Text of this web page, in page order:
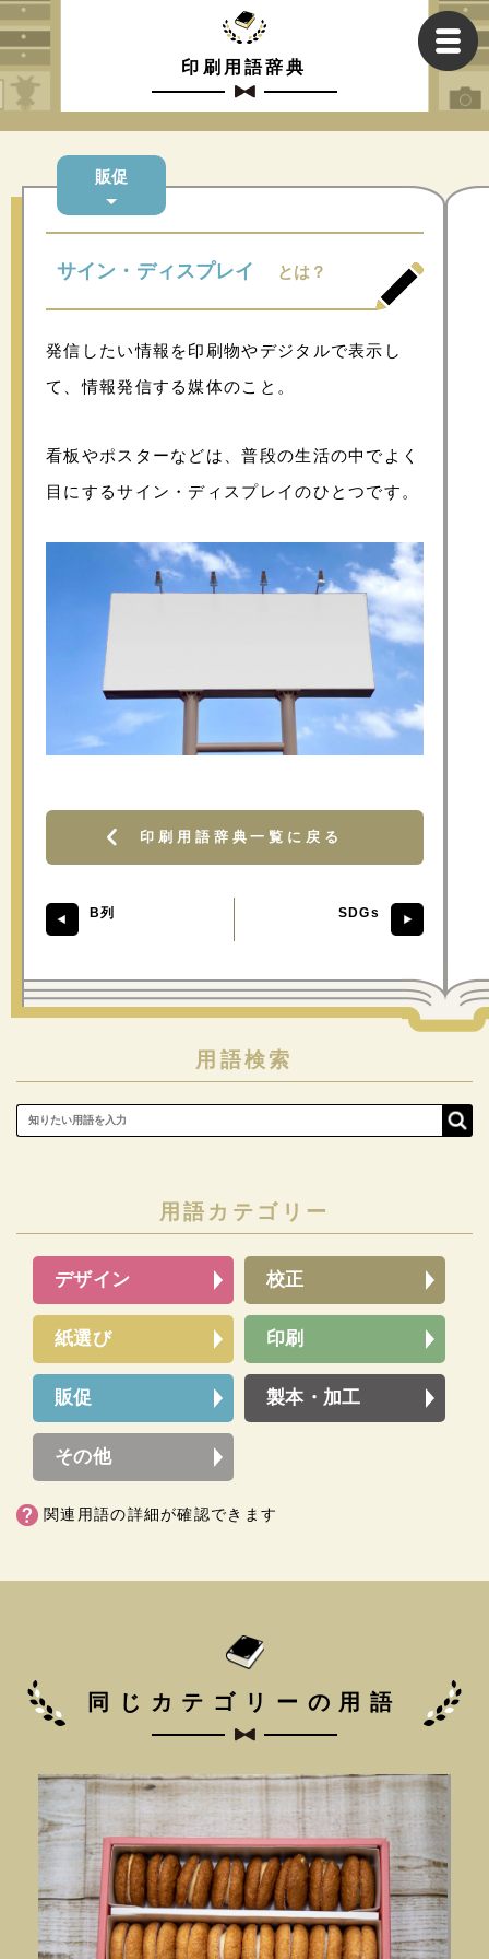
印刷用語辞典
販促
サイン・ディスプレイ とは？
発信したい情報を印刷物やデジタルで表示し
て、情報発信する媒体のこと。
看板やポスターなどは、普段の生活の中でよく
目にするサイン・ディスプレイのひとつです。
印刷用語辞典一覧に戻る
B列 SDGs
用語検索
用語カテゴリー
デザイン 校正
紙選び 印刷
販促 製本・加工
その他
関連用語の詳細が確認できます
同じカテゴリーの用語